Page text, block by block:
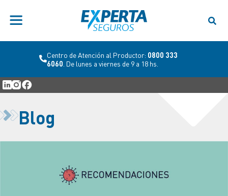
Centro de Atención al Productor: 0800 333
6060 . De lunes a viernes de 9 a 18 hs.
Blog